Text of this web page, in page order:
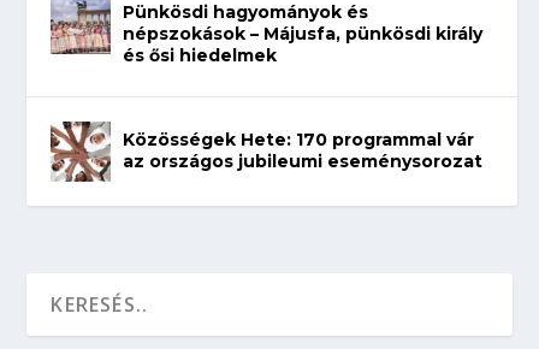
Pünkösdi hagyományok és
népszokások – Májusfa, pünkösdi király
és ősi hiedelmek
Közösségek Hete: 170 programmal vár
az országos jubileumi eseménysorozat